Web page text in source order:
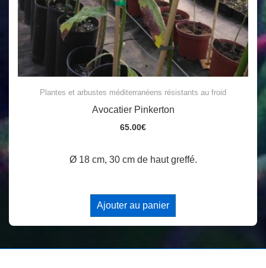
Plantes et arbustes méditerranéens résistants au froid
Avocatier Pinkerton
65.00€
Ø 18 cm, 30 cm de haut greffé.
Ajouter au panier